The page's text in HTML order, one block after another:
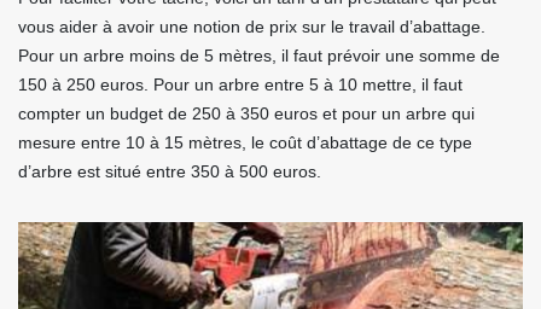
vous aider à avoir une notion de prix sur le travail d’abattage.
Pour un arbre moins de 5 mètres, il faut prévoir une somme de
150 à 250 euros. Pour un arbre entre 5 à 10 mettre, il faut
compter un budget de 250 à 350 euros et pour un arbre qui
mesure entre 10 à 15 mètres, le coût d’abattage de ce type
d’arbre est situé entre 350 à 500 euros.